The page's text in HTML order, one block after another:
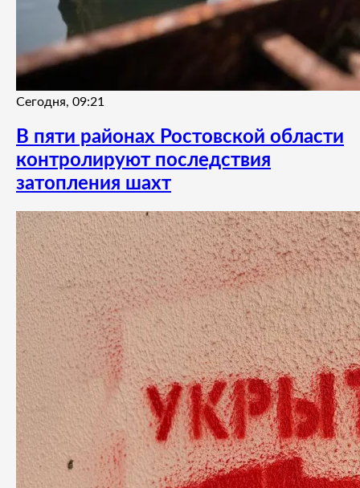
Сегодня, 09:21
В пяти районах Ростовской области
контролируют последствия
затопления шахт